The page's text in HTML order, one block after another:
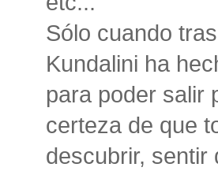
Sólo cuando
Kundalini ha
para poder salir
certeza de que
descubrir, sentir